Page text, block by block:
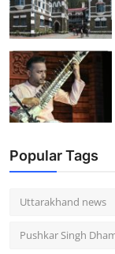
Popular Tags
Uttarakhand news
Pushkar Singh